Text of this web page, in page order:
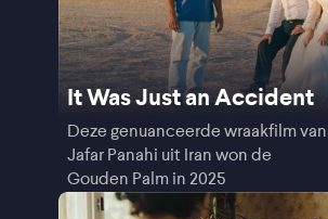
It Was Just an Accident
Deze genuanceerde wraakfilm van
Jafar Panahi uit Iran won de
Gouden Palm in 2025